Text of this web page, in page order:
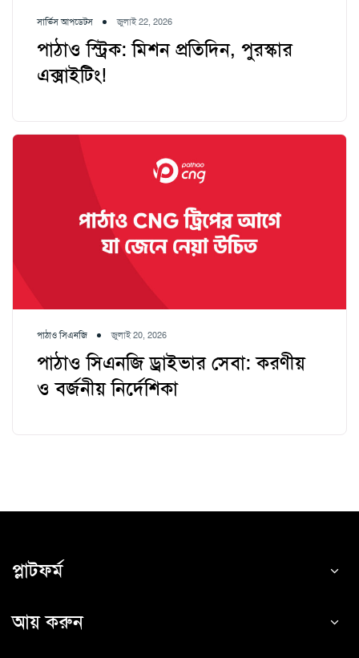
সার্ভিস আপডেটস জুলাই 22, 2026
পাঠাও স্ট্রিক: মিশন প্রতিদিন, পুরস্কার
এক্সাইটিং!
পাঠাও সিএনজি জুলাই 20, 2026
পাঠাও সিএনজি ড্রাইভার সেবা: করণীয়
ও বর্জনীয় নির্দেশিকা
প্লাটফর্ম
আয় করুন